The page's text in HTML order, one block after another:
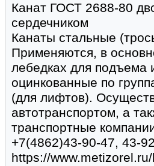
Канат ГОСТ 2688-80
сердечником
Канаты стальные
Применяются, в
лебедках для подъема
оцинкованные по
(для лифтов).
автотранспортом, а
транспортные
+7(4862)43-90-47, 43-
https://